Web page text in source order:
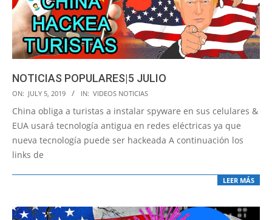
NOTICIAS POPULARES|5 JULIO
2019-
07-
05
ON: JULY 5, 2019 IN: VIDEOS NOTICIAS
China obliga a turistas a instalar spyware en sus celulares &
EUA usará tecnología antigua en redes eléctricas ya que
nueva tecnología puede ser hackeada A continuación los
links de
LEER MÁS